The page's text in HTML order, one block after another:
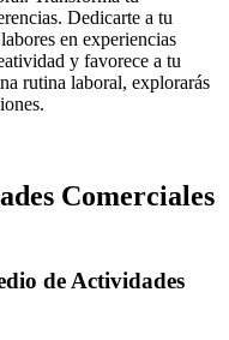
Dedicarte a tu
en experiencias
y favorece a tu
rutina laboral, explorarás
Comerciales
de Actividades